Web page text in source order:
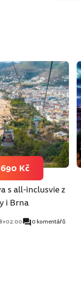
s all-inclusvie z
i Brna
0 komentářů
690 Kč